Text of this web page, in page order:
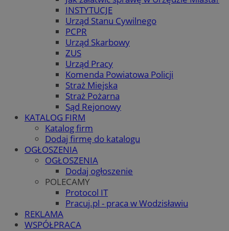
INSTYTUCJE
Urząd Stanu Cywilnego
PCPR
Urząd Skarbowy
ZUS
Urząd Pracy
Komenda Powiatowa Policji
Straż Miejska
Straż Pożarna
Sąd Rejonowy
KATALOG FIRM
Katalog firm
Dodaj firmę do katalogu
OGŁOSZENIA
OGŁOSZENIA
Dodaj ogłoszenie
POLECAMY
Protocol IT
Pracuj.pl - praca w Wodzisławiu
REKLAMA
WSPÓŁPRACA